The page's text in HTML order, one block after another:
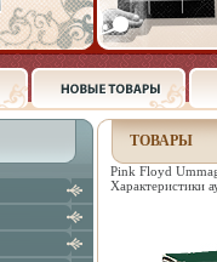
ТОВАРЫ
Pink Floyd
Характеристики